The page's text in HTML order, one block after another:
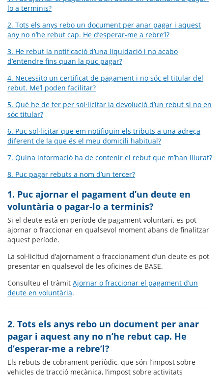
lo a terminis?
2. Tots els anys rebo un document per anar pagar i aquest
any no n’he rebut cap. He d’esperar-me a rebre’l?
3. He rebut la notificació d’una liquidació i no acabo
d’entendre fins quan la puc pagar?
4. Necessito un certificat de pagament i no sóc el titular del
rebut. Me’l poden facilitar?
5. Què he de fer per sol·licitar la devolució d’un rebut si no en
sóc titular?
6. Puc sol·licitar que em notifiquin els tributs a una adreça
diferent de la que és el meu domicili habitual?
7. Quina informació ha de contenir el rebut que m’han lliurat?
8. Puc pagar rebuts a nom d’un tercer?
1. Puc ajornar el pagament d’un deute en
voluntària o pagar-lo a terminis?
Si el deute està en període de pagament voluntari, es pot
ajornar o fraccionar en qualsevol moment abans de finalitzar
aquest període.
La sol·licitud d’ajornament o fraccionament d’un deute es pot
presentar en qualsevol de les oficines de BASE.
Consulteu el tràmit Ajornar o fraccionar el pagament d’un
deute en voluntària.
2. Tots els anys rebo un document per anar
pagar i aquest any no n’he rebut cap. He
d’esperar-me a rebre’l?
Els rebuts de cobrament periòdic, que són l’impost sobre
vehicles de tracció mecànica, l’impost sobre activitats